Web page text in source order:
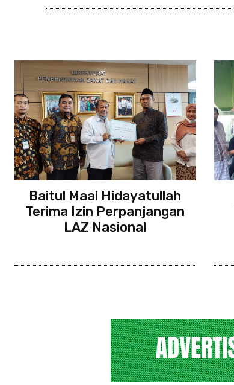
Baitul Maal Hidayatullah
Terima Izin Perpanjangan
LAZ Nasional